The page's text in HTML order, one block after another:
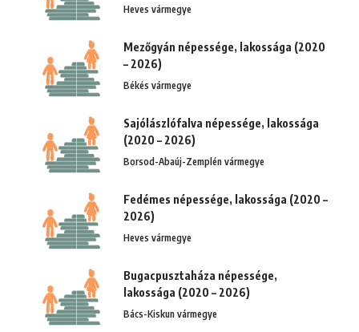
Heves vármegye
Mezőgyán népessége, lakossága (2020
– 2026)
Békés vármegye
Sajólászlófalva népessége, lakossága
(2020 – 2026)
Borsod-Abaúj-Zemplén vármegye
Fedémes népessége, lakossága (2020 –
2026)
Heves vármegye
Bugacpusztaháza népessége,
lakossága (2020 – 2026)
Bács-Kiskun vármegye